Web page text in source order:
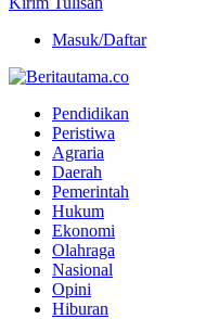
Masuk/Daftar
Pendidikan
Peristiwa
Agraria
Daerah
Pemerintah
Hukum
Ekonomi
Olahraga
Nasional
Opini
Hiburan